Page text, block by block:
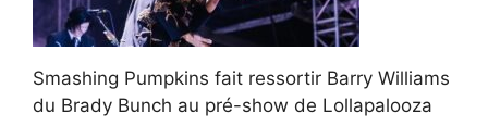
Smashing Pumpkins fait ressortir Barry Williams
du Brady Bunch au pré-show de Lollapalooza